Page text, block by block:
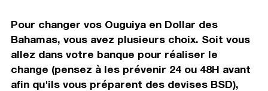
Pour changer vos Ouguiya en Dollar des
Bahamas, vous avez plusieurs choix. Soit vous
allez dans votre banque pour réaliser le
change (pensez à les prévenir 24 ou 48H avant
afin qu'ils vous préparent des devises BSD),